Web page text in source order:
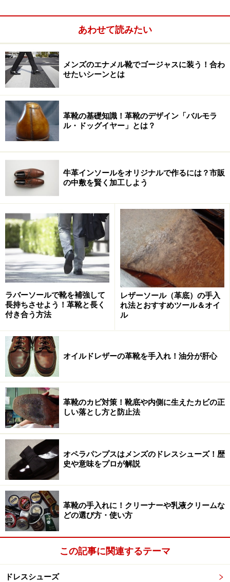
困った時の助け船的な存在のデリケートクリーム。革の種類
特徴が違います。
ただしこれ、各社によって使用感がずいぶん異なる製品
である事は意外と知られていないようです。そこで今回
は、代表的な3銘柄のデリケートクリームの特徴を改め
て検証した上で、それぞれに最適な使い道を考えてみた
いと思います。
＜目次＞
革靴用クリームの大定番！ まずはこれを試してみよ
う！
疲れたアッパーを回復させたい時はこれ！
汚れも一緒に！ クリーナー代わりに使うならこれ！
革靴用クリームの大定番！ まずはこれを試
してみよう！
「元祖デリケートクリーム」と呼ぶにふさわしい、M.モゥブ
レィのものです。革に対して必要以上に油っぽくならずに
瑞々しさを与えるのが特徴で、汎用性の広さでは定評があり
ます。
出すのは、このM.モゥブレィのものではないでしょう
あわせて読みたい
メンズのエナメル靴でゴージャスに装う！合わ
せたいシーンとは
革靴の基礎知識！革靴のデザイン「バルモラ
ル・ドッグイヤー」とは？
牛革インソールをオリジナルで作るには？市販
の中敷を賢く加工しよう
ラバーソールで靴を補強して
長持ちさせよう！革靴と長く
付き合う方法
レザーソール（革底）の手入
れ法とおすすめツール＆オイ
ル
オイルドレザーの革靴を手入れ！油分が肝心
革靴のカビ対策！靴底や内側に生えたカビの正
しい落とし方と防止法
オペラパンプスはメンズのドレスシューズ！歴
史や意味をプロが解説
革靴の手入れに！クリーナーや乳液クリームな
どの選び方・使い方
この記事に関連するテーマ
ドレスシューズ